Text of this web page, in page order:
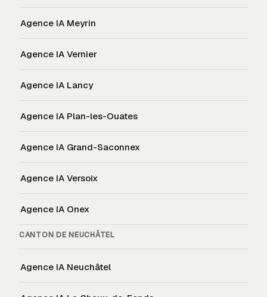
Agence IA Meyrin
Agence IA Vernier
Agence IA Lancy
Agence IA Plan-les-Ouates
Agence IA Grand-Saconnex
Agence IA Versoix
Agence IA Onex
CANTON DENEUCHÂTEL
Agence IA Neuchâtel